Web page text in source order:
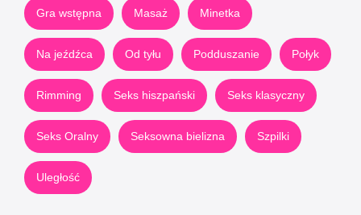
Gra wstępna Masaż Minetka
Na jeźdźca Od tyłu Podduszanie Połyk
Rimming Seks hiszpański Seks klasyczny
Seks Oralny Seksowna bielizna Szpilki
Uległość